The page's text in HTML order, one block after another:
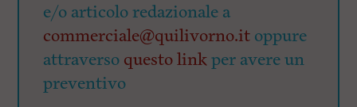
e/o articolo redazionale a
commerciale@quilivorno.it oppure
attraverso questo linkper avere un
preventivo